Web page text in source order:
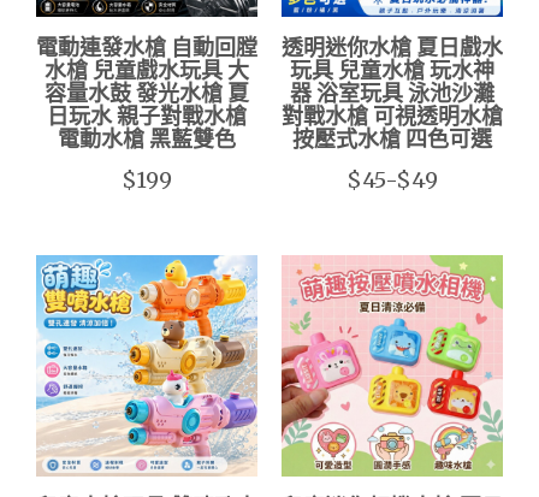
電動連發水槍 自動回膛
水槍 兒童戲水玩具 大
容量水鼓 發光水槍 夏
日玩水 親子對戰水槍
電動水槍 黑藍雙色
$199
透明迷你水槍 夏日戲水
玩具 兒童水槍 玩水神
器 浴室玩具 泳池沙灘
對戰水槍 可視透明水槍
按壓式水槍 四色可選
$45-$49